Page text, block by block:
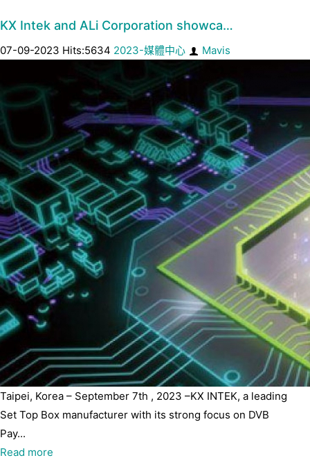
KX Intek and ALi Corporation showca…
07-09-2023 Hits:5634 2023-媒體中心 Mavis
Taipei, Korea – September 7th , 2023 –KX INTEK, a leading
Set Top Box manufacturer with its strong focus on DVB
Pay...
Read more